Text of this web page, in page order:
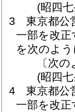
(昭四
3
東京都公
一部を改
を次のよ
〔次
(昭四
4
東京都公
一部を改